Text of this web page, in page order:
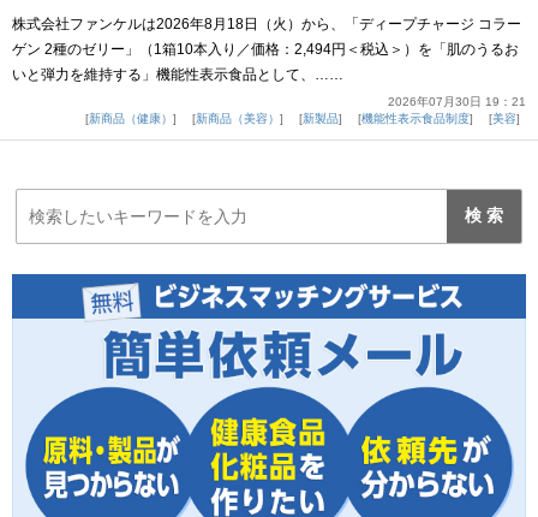
株式会社ファンケルは2026年8月18日（火）から、「ディープチャージ コラー
ゲン 2種のゼリー」（1箱10本入り／価格：2,494円＜税込＞）を「肌のうるお
いと弾力を維持する」機能性表示食品として、……
2026年07月30日 19：21
新商品（健康）
新商品（美容） 新製品 機能性表示食品制度 美容